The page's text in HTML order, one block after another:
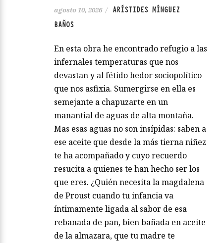
agosto 10, 2026 /
ARÍSTIDES MÍNGUEZ
BAÑOS
En esta obra he encontrado refugio a las
infernales temperaturas que nos
devastan y al fétido hedor sociopolítico
que nos asfixia. Sumergirse en ella es
semejante a chapuzarte en un
manantial de aguas de alta montaña.
Mas esas aguas no son insípidas: saben a
ese aceite que desde la más tierna niñez
te ha acompañado y cuyo recuerdo
resucita a quienes te han hecho ser los
que eres. ¿Quién necesita la magdalena
de Proust cuando tu infancia va
íntimamente ligada al sabor de esa
rebanada de pan, bien bañada en aceite
de la almazara, que tu madre te